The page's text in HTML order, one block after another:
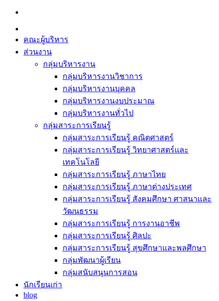
Skip
content
คณะผู้บริหาร
ส่วนงาน
กลุ่มบริหารงาน
กลุ่มบริหารงานวิชาการ
กลุ่มบริหารงานบุคคล
กลุ่มบริหารงานงบประมาณ
กลุ่มบริหารงานทั่วไป
กลุ่มสาระการเรียนรู้
กลุ่มสาระการเรียนรู้ คณิตศาสตร์
กลุ่มสาระการเรียนรู้ วิทยาศาสตร์และ
เทคโนโลยี
กลุ่มสาระการเรียนรู้ ภาษาไทย
กลุ่มสาระการเรียนรู้ ภาษาต่างประเทศ
กลุ่มสาระการเรียนรู้ สังคมศึกษา ศาสนาและ
วัฒนธรรม
กลุ่มสาระการเรียนรู้ การงานอาชีพ
กลุ่มสาระการเรียนรู้ ศิลปะ
กลุ่มสาระการเรียนรู้ สุขศึกษาและพลศึกษา
กลุ่มพัฒนาผู้เรียน
กลุ่มสนับสนุนการสอน
นักเรียนเก่า
blog